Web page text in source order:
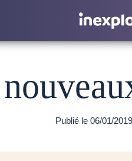
Publié le 06/01/